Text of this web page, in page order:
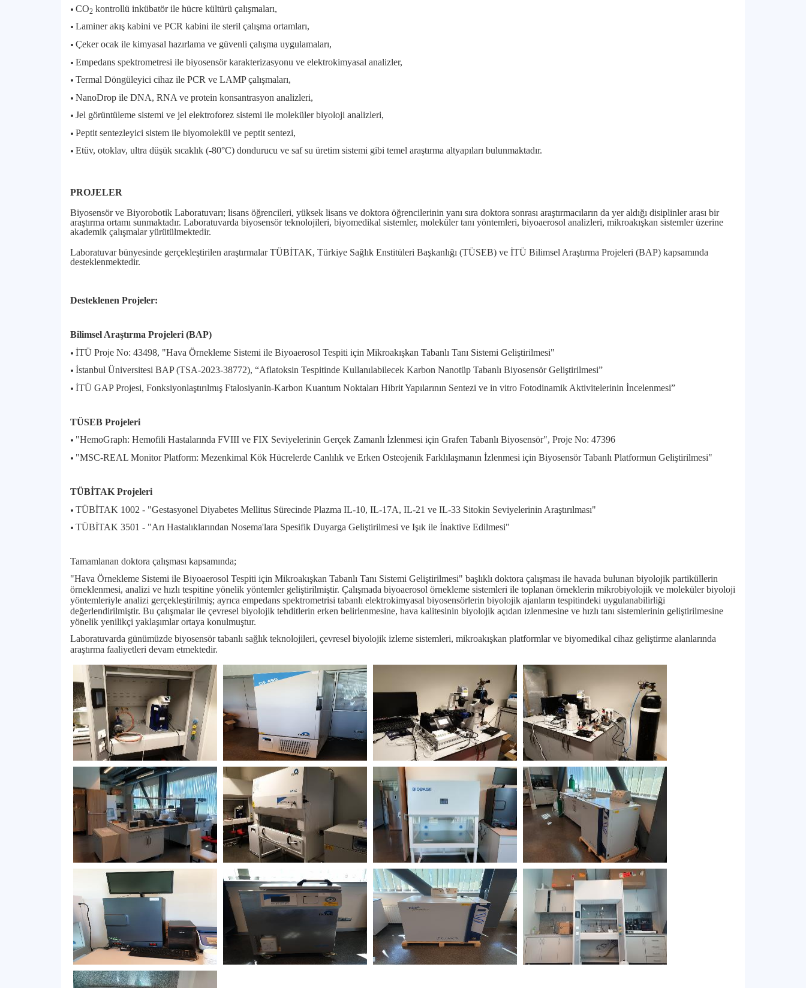
• CO2 kontrollü inkübatör ile hücre kültürü çalışmaları,
• Laminer akış kabini ve PCR kabini ile steril çalışma ortamları,
• Çeker ocak ile kimyasal hazırlama ve güvenli çalışma uygulamaları,
• Empedans spektrometresi ile biyosensör karakterizasyonu ve elektrokimyasal analizler,
• Termal Döngüleyici cihaz ile PCR ve LAMP çalışmaları,
• NanoDrop ile DNA, RNA ve protein konsantrasyon analizleri,
• Jel görüntüleme sistemi ve jel elektroforez sistemi ile moleküler biyoloji analizleri,
• Peptit sentezleyici sistem ile biyomolekül ve peptit sentezi,
• Etüv, otoklav, ultra düşük sıcaklık (-80°C) dondurucu ve saf su üretim sistemi gibi temel araştırma altyapıları bulunmaktadır.
PROJELER
Biyosensör ve Biyorobotik Laboratuvarı; lisans öğrencileri, yüksek lisans ve doktora öğrencilerinin yanı sıra doktora sonrası araştırmacıların da yer aldığı disiplinler arası bir
araştırma ortamı sunmaktadır. Laboratuvarda biyosensör teknolojileri, biyomedikal sistemler, moleküler tanı yöntemleri, biyoaerosol analizleri, mikroakışkan sistemler üzerine
akademik çalışmalar yürütülmektedir.
Laboratuvar bünyesinde gerçekleştirilen araştırmalar TÜBİTAK, Türkiye Sağlık Enstitüleri Başkanlığı (TÜSEB) ve İTÜ Bilimsel Araştırma Projeleri (BAP) kapsamında
desteklenmektedir.
Desteklenen Projeler:
Bilimsel Araştırma Projeleri (BAP)
• İTÜ Proje No: 43498, "Hava Örnekleme Sistemi ile Biyoaerosol Tespiti için Mikroakışkan Tabanlı Tanı Sistemi Geliştirilmesi"
• İstanbul Üniversitesi BAP (TSA-2023-38772), “Aflatoksin Tespitinde Kullanılabilecek Karbon Nanotüp Tabanlı Biyosensör Geliştirilmesi”
• İTÜ GAP Projesi, Fonksiyonlaştırılmış Ftalosiyanin-Karbon Kuantum Noktaları Hibrit Yapılarının Sentezi ve in vitro Fotodinamik Aktivitelerinin İncelenmesi”
TÜSEB Projeleri
• "HemoGraph: Hemofili Hastalarında FVIII ve FIX Seviyelerinin Gerçek Zamanlı İzlenmesi için Grafen Tabanlı Biyosensör", Proje No: 47396
• "MSC-REAL Monitor Platform: Mezenkimal Kök Hücrelerde Canlılık ve Erken Osteojenik Farklılaşmanın İzlenmesi için Biyosensör Tabanlı Platformun Geliştirilmesi"
TÜBİTAK Projeleri
• TÜBİTAK 1002 - "Gestasyonel Diyabetes Mellitus Sürecinde Plazma IL-10, IL-17A, IL-21 ve IL-33 Sitokin Seviyelerinin Araştırılması"
• TÜBİTAK 3501 - "Arı Hastalıklarından Nosema'lara Spesifik Duyarga Geliştirilmesi ve Işık ile İnaktive Edilmesi"
Tamamlanan doktora çalışması kapsamında;
"Hava Örnekleme Sistemi ile Biyoaerosol Tespiti için Mikroakışkan Tabanlı Tanı Sistemi Geliştirilmesi" başlıklı doktora çalışması ile havada bulunan biyolojik partiküllerin
örneklenmesi, analizi ve hızlı tespitine yönelik yöntemler geliştirilmiştir. Çalışmada biyoaerosol örnekleme sistemleri ile toplanan örneklerin mikrobiyolojik ve moleküler biyoloji
yöntemleriyle analizi gerçekleştirilmiş; ayrıca empedans spektrometrisi tabanlı elektrokimyasal biyosensörlerin biyolojik ajanların tespitindeki uygulanabilirliği
değerlendirilmiştir. Bu çalışmalar ile çevresel biyolojik tehditlerin erken belirlenmesine, hava kalitesinin biyolojik açıdan izlenmesine ve hızlı tanı sistemlerinin geliştirilmesine
yönelik yenilikçi yaklaşımlar ortaya konulmuştur.
Laboratuvarda günümüzde biyosensör tabanlı sağlık teknolojileri, çevresel biyolojik izleme sistemleri, mikroakışkan platformlar ve biyomedikal cihaz geliştirme alanlarında
araştırma faaliyetleri devam etmektedir.